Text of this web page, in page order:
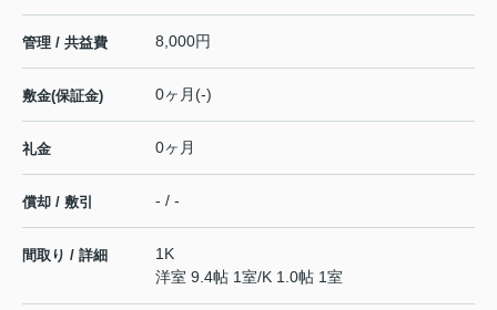
管理 / 共益費 8,000円
敷金(保証金) 0ヶ月(-)
礼金 0ヶ月
償却 / 敷引 - / -
間取り / 詳細
1K
洋室 9.4帖 1室/K 1.0帖 1室